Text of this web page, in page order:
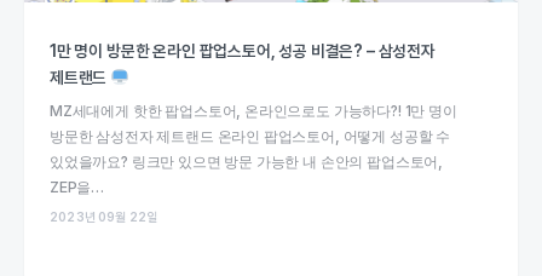
1만 명이 방문한 온라인 팝업스토어, 성공 비결은? – 삼성전자
제트랜드
MZ세대에게 핫한 팝업스토어, 온라인으로도 가능하다?! 1만 명이
방문한 삼성전자 제트랜드 온라인 팝업스토어, 어떻게 성공할 수
있었을까요? 링크만 있으면 방문 가능한 내 손안의 팝업스토어,
ZEP을…
2023년 09월 22일